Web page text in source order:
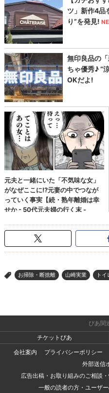
> お掃除・断捨離 山崎実業 トイ
ぴあ関
チケットぴあ
会社案内
プライバシーポリシー
外部送信
広告出稿・お取り組みのご相談
一般の読者の方・ユーザ